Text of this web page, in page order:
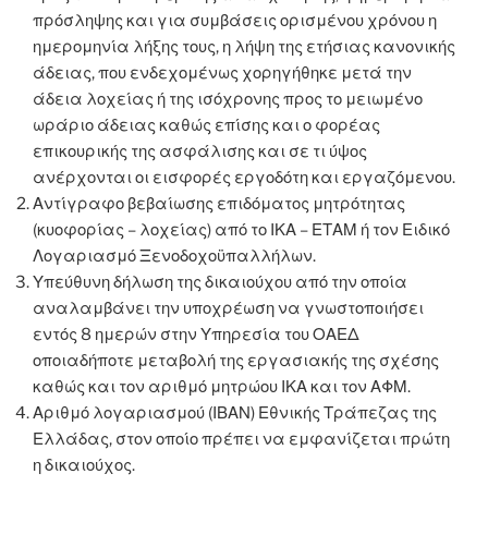
πρόσληψης και για συμβάσεις ορισμένου χρόνου η
ημερομηνία λήξης τους, η λήψη της ετήσιας κανονικής
άδειας, που ενδεχομένως χορηγήθηκε μετά την
άδεια λοχείας ή της ισόχρονης προς το μειωμένο
ωράριο άδειας καθώς επίσης και ο φορέας
επικουρικής της ασφάλισης και σε τι ύψος
ανέρχονται οι εισφορές εργοδότη και εργαζόμενου.
Αντίγραφο βεβαίωσης επιδόματος μητρότητας
(κυοφορίας – λοχείας) από το ΙΚΑ – ΕΤΑΜ ή τον Ειδικό
Λογαριασμό Ξενοδοχοϋπαλλήλων.
Υπεύθυνη δήλωση της δικαιούχου από την οποία
αναλαμβάνει την υποχρέωση να γνωστοποιήσει
εντός 8 ημερών στην Υπηρεσία του ΟΑΕΔ
οποιαδήποτε μεταβολή της εργασιακής της σχέσης
καθώς και τον αριθμό μητρώου ΙΚΑ και τον ΑΦΜ.
Αριθμό λογαριασμού (ΙΒΑΝ) Εθνικής Τράπεζας της
Ελλάδας, στον οποίο πρέπει να εμφανίζεται πρώτη
η δικαιούχος.